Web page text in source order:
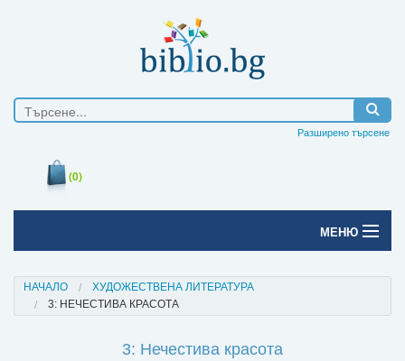
Разширено търсене
(0)
МЕНЮ
Печатни книги
Електронни книги
НАЧАЛО
ХУДОЖЕСТВЕНА ЛИТЕРАТУРА
3: НЕЧЕСТИВА КРАСОТА
3: Нечестива красота